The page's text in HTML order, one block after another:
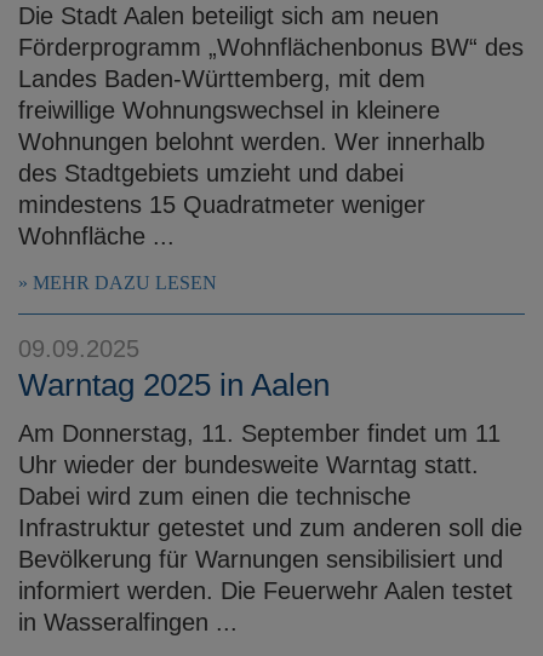
Die Stadt Aalen beteiligt sich am neuen
Förderprogramm „Wohnflächenbonus BW“ des
Landes Baden-Württemberg, mit dem
freiwillige Wohnungswechsel in kleinere
Wohnungen belohnt werden. Wer innerhalb
des Stadtgebiets umzieht und dabei
mindestens 15 Quadratmeter weniger
Wohnfläche ...
MEHR DAZU LESEN
09.09.2025
Warntag 2025 in Aalen
Am Donnerstag, 11. September findet um 11
Uhr wieder der bundesweite Warntag statt.
Dabei wird zum einen die technische
Infrastruktur getestet und zum anderen soll die
Bevölkerung für Warnungen sensibilisiert und
informiert werden. Die Feuerwehr Aalen testet
in Wasseralfingen ...